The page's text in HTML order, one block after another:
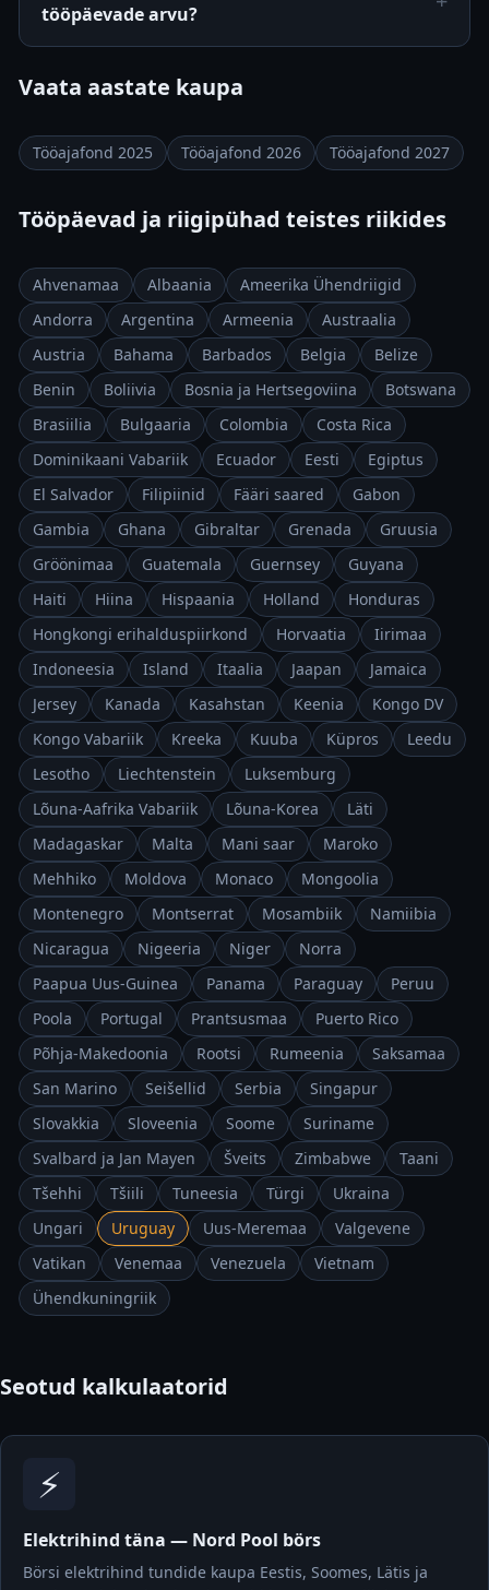
tööpäevade arvu?
Vaata aastate kaupa
Tööajafond 2025 Tööajafond 2026 Tööajafond 2027
Tööpäevad ja riigipühad teistes riikides
Ahvenamaa Albaania
Ameerika Ühendriigid
Andorra
Argentina Armeenia
Austraalia
Austria
Bahama Barbados Belgia
Belize
Benin
Boliivia Bosnia ja Hertsegoviina
Botswana
Brasiilia
Bulgaaria Colombia
Costa Rica
Dominikaani Vabariik
Ecuador Eesti
Egiptus
El Salvador
Filipiinid Fääri saared
Gabon
Gambia
Ghana Gibraltar Grenada
Gruusia
Gröönimaa
Guatemala Guernsey
Guyana
Haiti
Hiina Hispaania Holland
Honduras
Hongkongi erihalduspiirkond
Horvaatia
Iirimaa
Indoneesia
Island Itaalia Jaapan
Jamaica
Jersey
Kanada Kasahstan Keenia
Kongo DV
Kongo Vabariik
Kreeka Kuuba Küpros
Leedu
Lesotho
Liechtenstein
Luksemburg
Lõuna-Aafrika Vabariik
Lõuna-Korea
Läti
Madagaskar
Malta Mani saar
Maroko
Mehhiko
Moldova Monaco
Mongoolia
Montenegro
Montserrat Mosambiik
Namiibia
Nicaragua
Nigeeria Niger
Norra
Paapua Uus-Guinea
Panama Paraguay
Peruu
Poola
Portugal Prantsusmaa
Puerto Rico
Põhja-Makedoonia
Rootsi Rumeenia
Saksamaa
San Marino
Seišellid Serbia
Singapur
Slovakkia
Sloveenia Soome
Suriname
Svalbard ja Jan Mayen
Šveits Zimbabwe
Taani
Tšehhi
Tšiili Tuneesia Türgi
Ukraina
Ungari
Uruguay Uus-Meremaa
Valgevene
Vatikan
Venemaa Venezuela
Vietnam
Ühendkuningriik
Seotud kalkulaatorid
⚡
Elektrihind täna — Nord Pool börs
Börsi elektrihind tundide kaupa Eestis, Soomes, Lätis ja